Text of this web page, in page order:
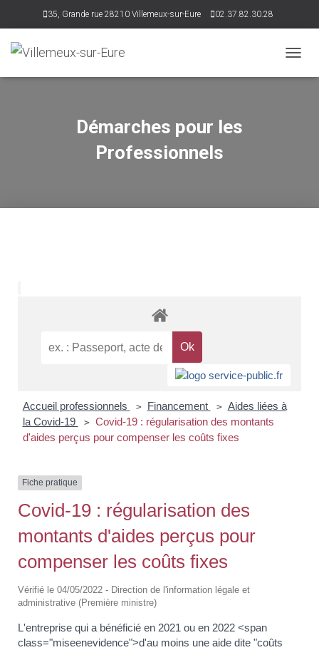
35, Grande rue 28210 Villemeux-sur-Eure 02.37.82.30.28
É
Démarches pour les
Professionnels
Accueil professionnels > Financement > Aides liées à
la Covid-19
> Covid-19 : régularisation des montants
d'aides perçus pour compenser les coûts fixes
Fiche pratique
Covid-19 : régularisation des
montants d'aides perçus pour
compenser les coûts fixes
Vérifié le 04/05/2022 - Direction de l'information légale et
administrative (Première ministre)
L'entreprise qui a bénéficié en 2021 ou en 2022 <span
class="miseenevidence">d'au moins une aide dite "coûts